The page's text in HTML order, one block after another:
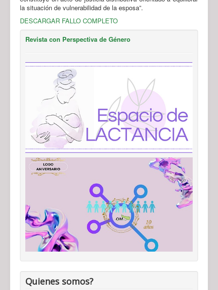
la situación de vulnerabilidad de la esposa”.
DESCARGAR FALLO COMPLETO
Revista con Perspectiva de Género
Quienes somos?